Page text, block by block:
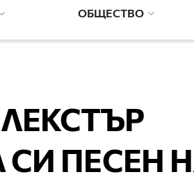
ОБЩЕСТВО
ПЕСЕН